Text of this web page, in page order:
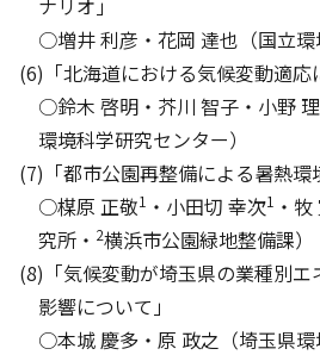
○増井 利彦・花岡 達也（国立環
(6)「北海道における気候変動適応
○鈴木 啓明・芥川 智子・小野
環境科学研究センター）
(7)「都市公園再整備による暑熱環
○楳原 正敬1 ・小田切 幸次1 ・牧
究所・ 2横浜市公園緑地整備課）
(8)「気候変動が埼玉県の業種別エ
影響について」
○本城 慶多・原 政之（埼玉県環